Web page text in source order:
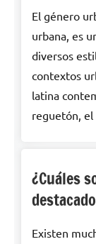
El género
urbana, es
diversos
contextos
latina
reguetón, el
¿Cuáles
Existen